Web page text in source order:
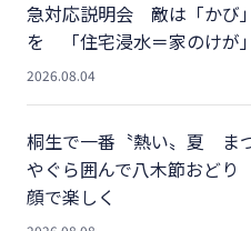
急対応説明会 敵は「かび
を 「住宅浸水＝家のけが」
2026.08.04
桐生で一番〝熱い〟夏 ま
やぐら囲んで八木節おど
顔で楽しく